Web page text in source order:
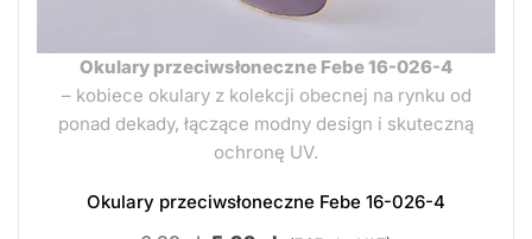
Okulary przeciwsłoneczne Febe 16-026-4
– kobiece okulary z kolekcji obecnej na rynku od
ponad dekady, łączące modny design i skuteczną
ochronę UV.
Okulary przeciwsłoneczne Febe 16-026-4